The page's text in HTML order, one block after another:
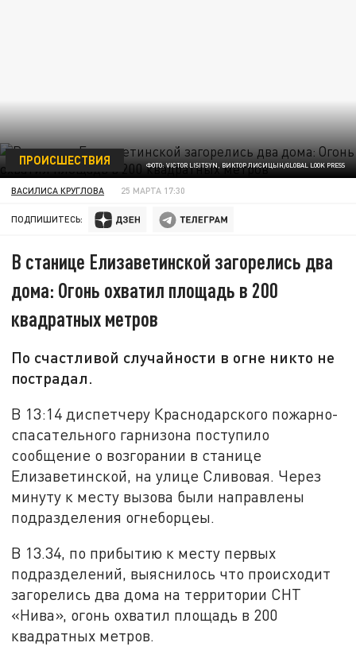
ФОТО: VICTOR LISITSYN, ВИКТОР ЛИСИЦЫН/GLOBAL LOOK PRESS
ПРОИСШЕСТВИЯ
ВАСИЛИСА КРУГЛОВА 25 МАРТА 17:30
ПОДПИШИТЕСЬ:
В станице Елизаветинской загорелись два
дома: Огонь охватил площадь в 200
квадратных метров
По счастливой случайности в огне никто не
пострадал.
В 13:14 диспетчеру Краснодарского пожарно-
спасательного гарнизона поступило
сообщение о возгорании в станице
Елизаветинской, на улице Сливовая. Через
минуту к месту вызова были направлены
подразделения огнеборцеы.
В 13.34, по прибытию к месту первых
подразделений, выяснилось что происходит
загорелись два дома на территории СНТ
«Нива», огонь охватил площадь в 200
квадратных метров.